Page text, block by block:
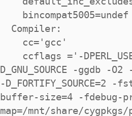
D_GNU_SOURCE -ggdb
-
buffer-size=4 -fdebug-
map=/mnt/share/